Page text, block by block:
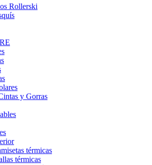
Rollerski
y Gorras
térmicas
térmicas